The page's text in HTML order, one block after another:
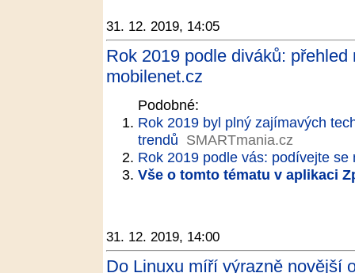
31. 12. 2019, 14:05
Rok 2019 podle diváků:
mobilenet.cz
Podobné:
Rok 2019 byl plný zajímavých
trendů SMARTmania.cz
Rok 2019 podle vás: podívejte
Vše o tomto tématu v aplikaci
31. 12. 2019, 14:00
Do Linuxu míří výrazně novější